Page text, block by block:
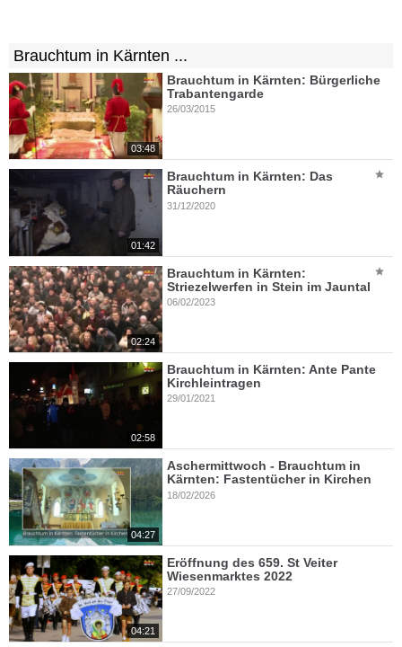
Brauchtum in Kärnten ...
03:48
Brauchtum in Kärnten: Bürgerliche
Trabantengarde
26/03/2015
01:42
Brauchtum in Kärnten: Das
Räuchern
31/12/2020
02:24
Brauchtum in Kärnten:
Striezelwerfen in Stein im Jauntal
06/02/2023
02:58
Brauchtum in Kärnten: Ante Pante
Kirchleintragen
29/01/2021
04:27
Aschermittwoch - Brauchtum in
Kärnten: Fastentücher in Kirchen
18/02/2026
04:21
Eröffnung des 659. St Veiter
Wiesenmarktes 2022
27/09/2022